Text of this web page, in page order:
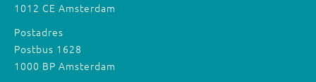
1012 CE Amsterdam
Postadres
Postbus 1628
1000 BP Amsterdam